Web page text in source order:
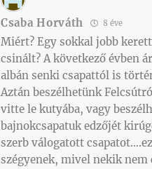
Csaba Horváth 8 éve
Miért? Egy sokkal jobb
csinált? A következő évben
albán senki csapattól is
Aztán beszélhetünk
vitte le kutyába, vagy
bajnokcsapatuk edzőjét
szerb válogatott
szégyenek, mivel nekik